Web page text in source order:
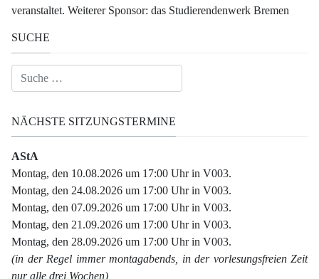
veranstaltet. Weiterer Sponsor: das Studierendenwerk Bremen
SUCHE
Suchen
NÄCHSTE SITZUNGSTERMINE
AStA
Montag, den 10.08.2026 um 17:00 Uhr in V003.
Montag, den 24.08.2026 um 17:00 Uhr in V003.
Montag, den 07.09.2026 um 17:00 Uhr in V003.
Montag, den 21.09.2026 um 17:00 Uhr in V003.
Montag, den 28.09.2026 um 17:00 Uhr in V003.
(in der Regel immer montagabends, in der vorlesungsfreien Zeit
nur alle drei Wochen)